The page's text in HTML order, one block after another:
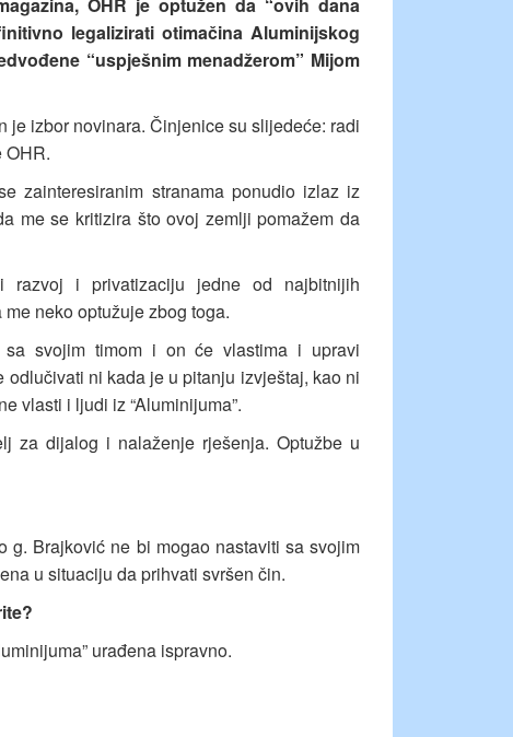
legalizirati otimačina Aluminijskog
“uspješnim menadžerom” Mijom
je izbor novinara. Činjenice su slijedeće: radi
OHR.
zainteresiranim stranama ponudio izlaz iz
me se kritizira što ovoj zemlji pomažem da
razvoj i privatizaciju jedne od najbitnijih
neko optužuje zbog toga.
sa svojim timom i on će vlastima i upravi
odlučivati ni kada je u pitanju izvještaj, kao ni
vlasti i ljudi iz “Aluminijuma”.
za dijalog i nalaženje rješenja. Optužbe u
g. Brajković ne bi mogao nastaviti sa svojim
u situaciju da prihvati svršen čin.
urađena ispravno.